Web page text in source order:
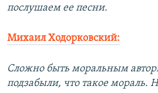
послушаем ее песни.
Михаил Ходорковский:
Сложно быть моральным
подзабыли, что такое мораль.